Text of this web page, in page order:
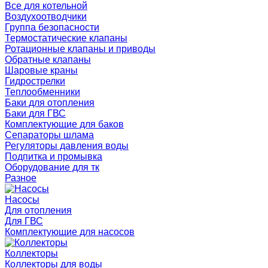
Все для котельной
Воздухоотводчики
Группа безопасности
Термостатические клапаны
Ротационные клапаны и приводы
Обратные клапаны
Шаровые краны
Гидрострелки
Теплообменники
Баки для отопления
Баки для ГВС
Комплектующие для баков
Сепараторы шлама
Регуляторы давления воды
Подпитка и промывка
Оборудование для тк
Разное
Насосы
Для отопления
Для ГВС
Комплектующие для насосов
Коллекторы
Коллекторы для воды